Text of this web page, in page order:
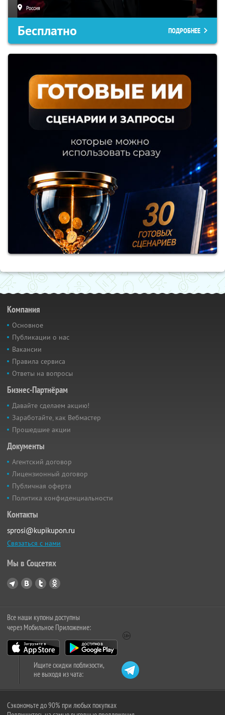
Россия
Бесплатно ПОДРОБНЕЕ
Компания
Основное
Публикации о нас
Вакансии
Правила сервиса
Ответы на вопросы
Бизнес-Партнёрам
Давайте сделаем акцию!
Заработайте, как Вебмастер
Прошедшие акции
Документы
Агентский договор
Лицензионный договор
Публичная оферта
Политика конфиденциальности
Контакты
sprosi@kupikupon.ru
Связаться с нами
Мы в Соцсетях
Все наши купоны доступны
через Мобильное Приложение:
Ищите скидки поблизости,
не выходя из чата:
Сэкономьте до 90% при любых покупках